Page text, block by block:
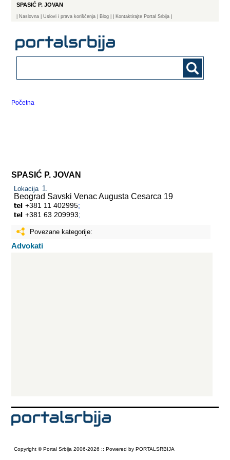
SPASIĆ P. JOVAN
Naslovna | Uslovi i prava korišćenja Blog | Kontaktirajte Portal Srbija |
Početna
SPASIĆ P. JOVAN
Lokacija
Beograd Savski VenacAugusta Cesarca 19
+381 11 402995;
+381 63 209993;
Povezane kategorije:
Advokati
Copyright © Portal Srbija 2006-2026 :: Powered by PORTALSRBIJA